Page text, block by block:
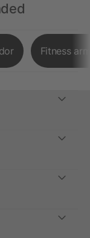
Fitness